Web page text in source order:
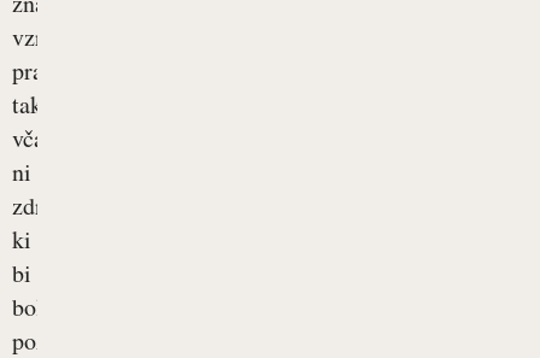
vzrokov,
prav
tako
včasih
ni
zdravila,
ki
bi
bolezen
pozdravilo....